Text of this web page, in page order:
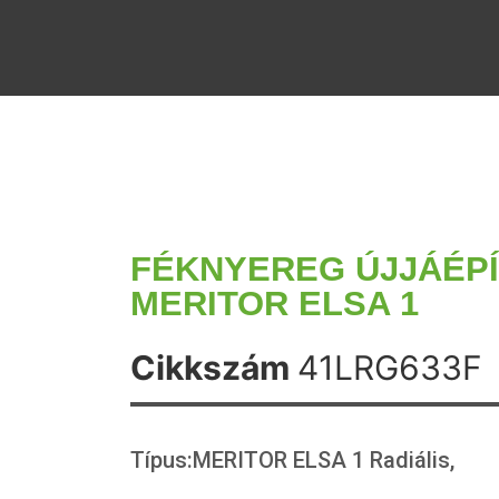
FÉKNYEREG
MERITOR ELSA 1
Cikkszám 41LRG633F
Típus:MERITOR ELSA 1 Radiális,